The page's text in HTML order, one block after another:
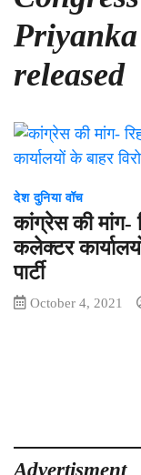
released
देश दुनिया वॉच
कांग्रेस की मांग-
कलेक्टर
पार्टी
October 4, 2021
Advertisment